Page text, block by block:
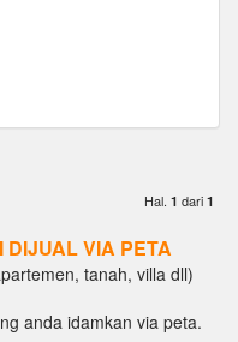
Hal. 1 dari 1
DIJUAL VIA PETA
tanah, villa dll)
anda idamkan via peta.